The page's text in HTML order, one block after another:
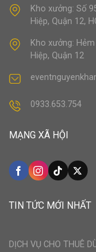
Kho xưởng: Số
Hiệp, Quận 12,
Kho xưởng:
Hiệp, Quận 12
0933.653.754
MẠNG XÃ HỘI
TIN TỨC MỚI NHẤT
DỊCH VỤ CHO THUÊ